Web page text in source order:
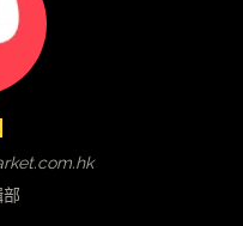
部